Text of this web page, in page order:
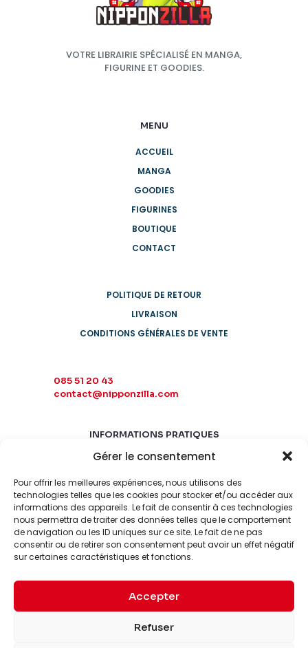
Gérer le consentement
Pour offrir les meilleures expériences, nous utilisons des
technologies telles que les cookies pour stocker et/ou accéder aux
informations des appareils. Le fait de consentir à ces technologies
nous permettra de traiter des données telles que le comportement
de navigation ou les ID uniques sur ce site. Le fait de ne pas
consentir ou de retirer son consentement peut avoir un effet négatif
sur certaines caractéristiques et fonctions.
Accepter
Refuser
VOTRE LIBRAIRIE SPÉCIALISÉ EN MANGA,
FIGURINE ET GOODIES.
MENU
ACCUEIL
MANGA
GOODIES
FIGURINES
BOUTIQUE
CONTACT
POLITIQUE DE RETOUR
LIVRAISON
CONDITIONS GÉNÉRALES DE VENTE
085 51 20 43
contact@nipponzilla.com
INFORMATIONS PRATIQUES
MARDI-SAMEDI
LUNDI-DIMANCHE
FERMÉ
© 2026 Nipponzilla. Tous
Mentions